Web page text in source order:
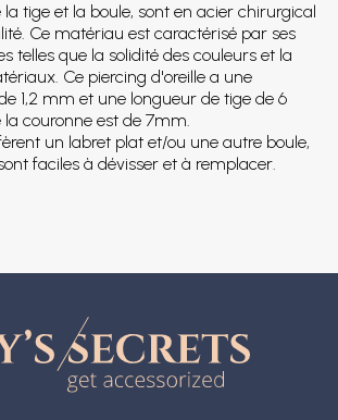
la tige et la boule, sont en acier chirurgical
Ce matériau est caractérisé par ses
telles que la solidité des couleurs et la
Ce piercing d'oreille a une
1,2 mm et une longueur de tige de 6
couronne est de 7mm.
un labret plat et/ou une autre boule,
faciles à dévisser et à remplacer.